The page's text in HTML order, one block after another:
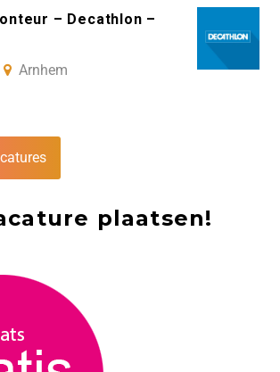
– Decathlon –
Arnhem
plaatsen!